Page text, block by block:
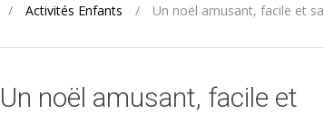
/ Activités Enfants / Un noël amusant, facile et
Un noël amusant, facile et